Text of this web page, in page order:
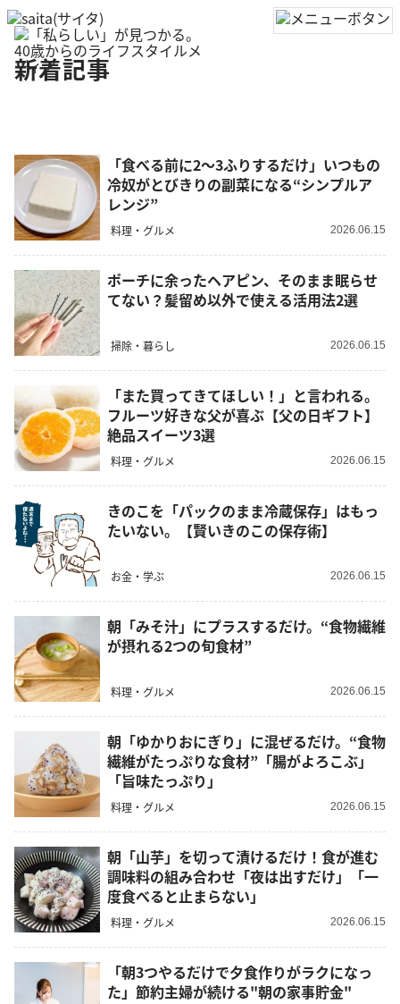
新着記事
「食べる前に2～3ふりするだけ」いつもの
冷奴がとびきりの副菜になる“シンプルア
レンジ”
料理・グルメ 2026.06.15
ポーチに余ったヘアピン、そのまま眠らせ
てない？髪留め以外で使える活用法2選
掃除・暮らし 2026.06.15
「また買ってきてほしい！」と言われる。
フルーツ好きな父が喜ぶ【父の日ギフト】
絶品スイーツ3選
料理・グルメ 2026.06.15
きのこを「パックのまま冷蔵保存」はもっ
たいない。【賢いきのこの保存術】
お金・学ぶ 2026.06.15
朝「みそ汁」にプラスするだけ。“食物繊維
が摂れる2つの旬食材”
料理・グルメ 2026.06.15
朝「ゆかりおにぎり」に混ぜるだけ。“食物
繊維がたっぷりな食材”「腸がよろこぶ」
「旨味たっぷり」
料理・グルメ 2026.06.15
朝「山芋」を切って漬けるだけ！食が進む
調味料の組み合わせ「夜は出すだけ」「一
度食べると止まらない」
料理・グルメ 2026.06.15
「朝3つやるだけで夕食作りがラクになっ
た」節約主婦が続ける"朝の家事貯金"